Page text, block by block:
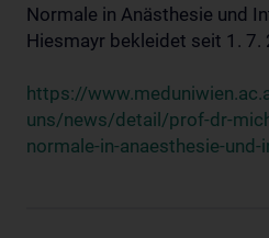
Normale in Anästhesie und
Hiesmayr bekleidet seit 1. 7.
https://
uns/news/detail/prof-dr-
normale-in-anaesthesie-